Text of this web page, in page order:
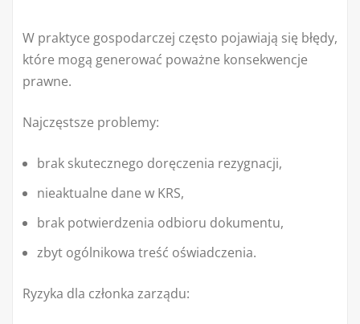
W praktyce gospodarczej często pojawiają się błędy,
które mogą generować poważne konsekwencje
prawne.
Najczęstsze problemy:
brak skutecznego doręczenia rezygnacji,
nieaktualne dane w KRS,
brak potwierdzenia odbioru dokumentu,
zbyt ogólnikowa treść oświadczenia.
Ryzyka dla członka zarządu: